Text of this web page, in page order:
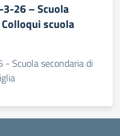
26 – Scuola
scuola
Scuola secondaria di